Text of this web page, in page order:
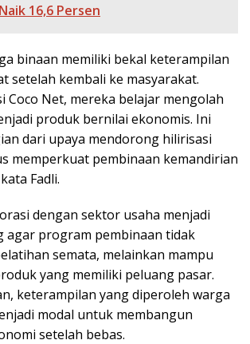
16,6 Persen
binaan memiliki bekal keterampilan
setelah kembali ke masyarakat.
Coco Net, mereka belajar mengolah
produk bernilai ekonomis. Ini
dari upaya mendorong hilirisasi
memperkuat pembinaan kemandirian
Fadli.
dengan sektor usaha menjadi
agar program pembinaan tidak
semata, melainkan mampu
yang memiliki peluang pasar.
keterampilan yang diperoleh warga
modal untuk membangun
setelah bebas.